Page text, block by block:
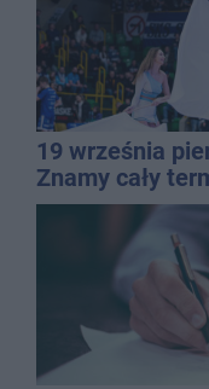
19 września
Znamy cały